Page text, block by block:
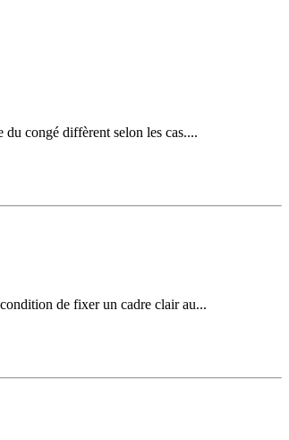
du congé diffèrent selon les cas....
de fixer un cadre clair au...